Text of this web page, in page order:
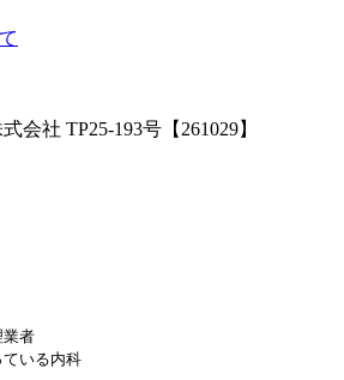
会社 TP25-193号【261029】
業者
いる内科